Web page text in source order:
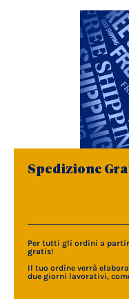
Spedizione
Per tutti gli ordini a
gratis!
Il tuo ordine verrà
due giorni lavorativi,